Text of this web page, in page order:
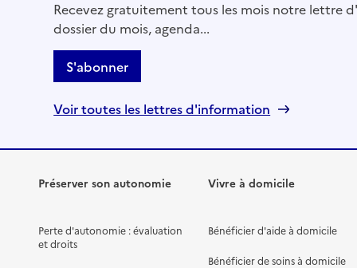
Voir la fiche
Source des données : Finess n° 570029058
Mis à jour le : 23/07/2026
Service autonomie à domicile (aide)
57000-Metz
03 56 54 00 00
Site internet
Rapport HAS
Recevez gratuitement tous les mois notre lettre
dossier du mois, agenda...
S'abonner
Voir toutes les lettres d'information
Préserver son autonomie
Perte d'autonomie : évaluation
et droits
Vivre à domicile
Bénéficier d'aide à domicile
Bénéficier de soins à domicile